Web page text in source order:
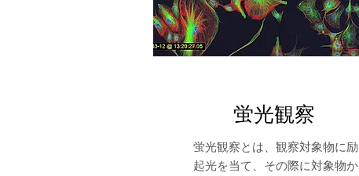
蛍光観察
蛍光観察とは、観察対象物に励
起光を当て、その際に対象物か